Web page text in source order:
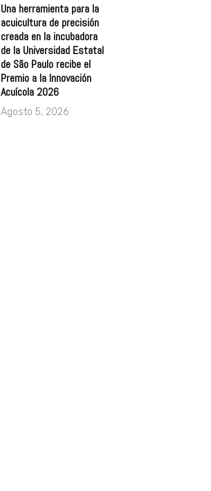
Una herramienta para la
acuicultura de precisión
creada en la incubadora
de la Universidad Estatal
de São Paulo recibe el
Premio a la Innovación
Acuícola 2026
Agosto 5, 2026